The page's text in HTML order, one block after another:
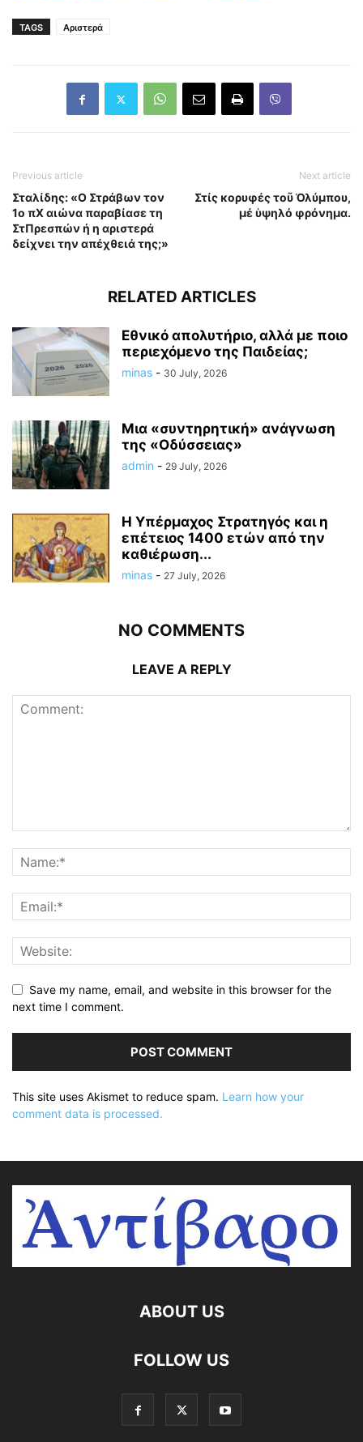
TAGS Αριστερά
Previous article
Σταλίδης: «Ο Στράβων τον
1ο πΧ αιώνα παραβίασε τη
ΣτΠρεσπών ή η αριστερά
δείχνει την απέχθειά της;»
Next article
Στίς κορυφές τοῦ Ὀλύμπου,
μέ ὑψηλό φρόνημα.
RELATED ARTICLES
Εθνικό απολυτήριο, αλλά με ποιο
περιεχόμενο της Παιδείας;
minas - 30 July, 2026
Μια «συντηρητική» ανάγνωση
της «Οδύσσειας»
admin - 29 July, 2026
Η Υπέρμαχος Στρατηγός και η
επέτειος 1400 ετών από την
καθιέρωση...
minas - 27 July, 2026
NO COMMENTS
LEAVE A REPLY
Save my name, email, and website in this browser for the
next time I comment.
This site uses Akismet to reduce spam. Learn how your
comment data is processed.
ABOUT US
FOLLOW US